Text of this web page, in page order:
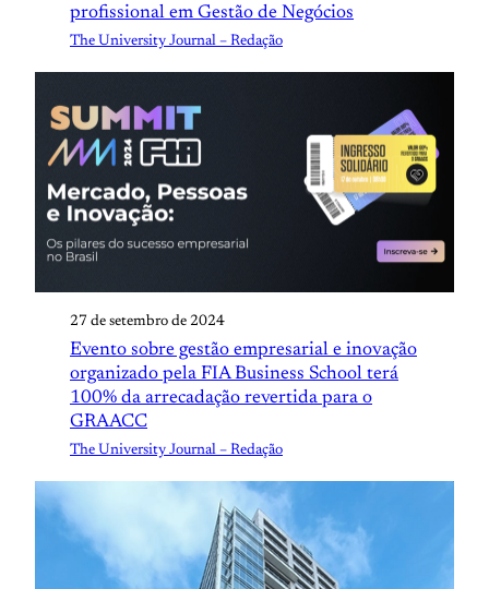
profissional em Gestão de Negócios
The University Journal – Redação
27 de setembro de 2024
Evento sobre gestão empresarial e inovação
organizado pela FIA Business School terá
100% da arrecadação revertida para o
GRAACC
The University Journal – Redação